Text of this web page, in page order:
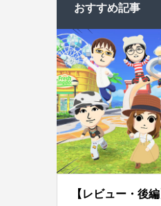
おすすめ記事
【レビュー・後